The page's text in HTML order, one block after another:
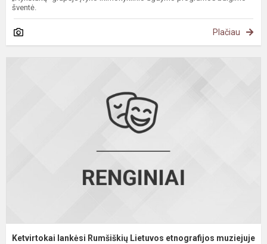
šventė.
Plačiau
Ketvirtokai lankėsi Rumšiškių Lietuvos etnografijos muziejuje